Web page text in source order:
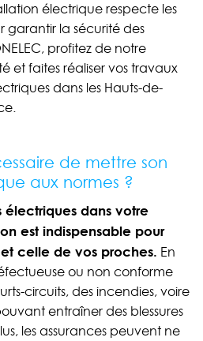
électrique respecte les
garantir la sécurité des
profitez de notre
et faites réaliser vos travaux
dans les Hauts-de-
de mettre son
aux normes ?
électriques dans votre
est indispensable pour
celle de vos proches. En
ou non conforme
circuits, des incendies, voire
entraîner des blessures
les assurances peuvent ne